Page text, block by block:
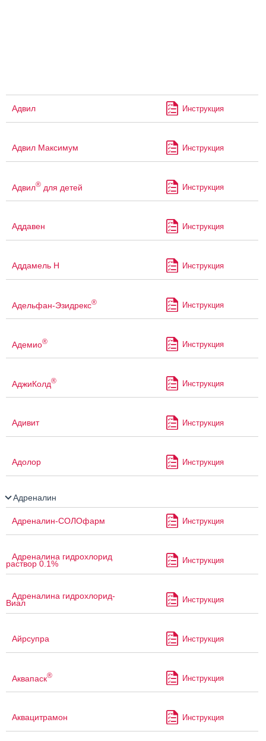
Адвил Инструкция
Адвил Максимум Инструкция
Адвил® для детей Инструкция
Аддавен Инструкция
Аддамель Н Инструкция
Адельфан-Эзидрекс® Инструкция
Адемио® Инструкция
АджиКолд® Инструкция
Адивит Инструкция
Адолор Инструкция
Адреналин
Адреналин-СОЛОфарм Инструкция
Адреналина гидрохлорид
раствор 0.1% Инструкция
Адреналина гидрохлорид-
Виал Инструкция
Айрсупра Инструкция
Аквапаск® Инструкция
Аквацитрамон Инструкция